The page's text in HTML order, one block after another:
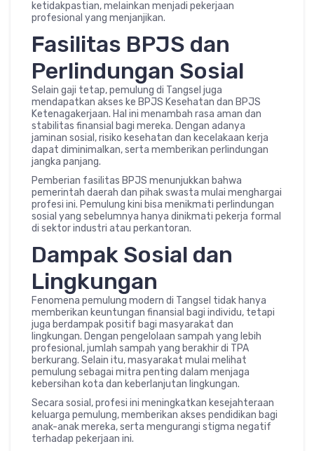
ketidakpastian, melainkan menjadi pekerjaan
profesional yang menjanjikan.
Fasilitas BPJS dan
Perlindungan Sosial
Selain gaji tetap, pemulung di Tangsel juga
mendapatkan akses ke BPJS Kesehatan dan BPJS
Ketenagakerjaan. Hal ini menambah rasa aman dan
stabilitas finansial bagi mereka. Dengan adanya
jaminan sosial, risiko kesehatan dan kecelakaan kerja
dapat diminimalkan, serta memberikan perlindungan
jangka panjang.
Pemberian fasilitas BPJS menunjukkan bahwa
pemerintah daerah dan pihak swasta mulai menghargai
profesi ini. Pemulung kini bisa menikmati perlindungan
sosial yang sebelumnya hanya dinikmati pekerja formal
di sektor industri atau perkantoran.
Dampak Sosial dan
Lingkungan
Fenomena pemulung modern di Tangsel tidak hanya
memberikan keuntungan finansial bagi individu, tetapi
juga berdampak positif bagi masyarakat dan
lingkungan. Dengan pengelolaan sampah yang lebih
profesional, jumlah sampah yang berakhir di TPA
berkurang. Selain itu, masyarakat mulai melihat
pemulung sebagai mitra penting dalam menjaga
kebersihan kota dan keberlanjutan lingkungan.
Secara sosial, profesi ini meningkatkan kesejahteraan
keluarga pemulung, memberikan akses pendidikan bagi
anak-anak mereka, serta mengurangi stigma negatif
terhadap pekerjaan ini.